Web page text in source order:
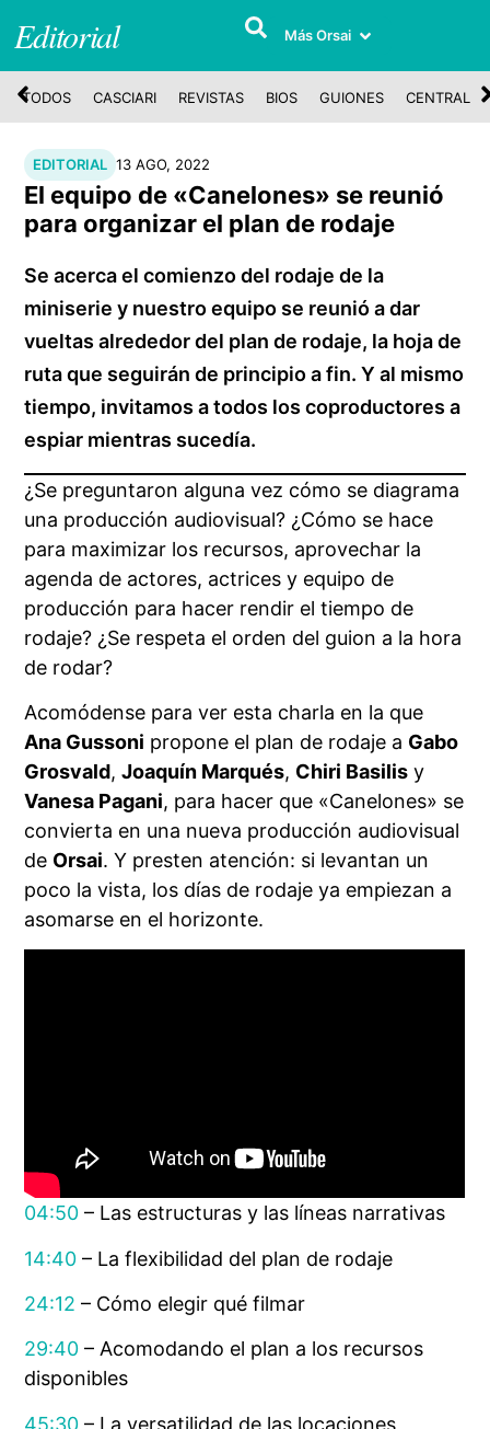
Editorial Más Orsai
TODOS CASCIARI REVISTAS BIOS GUIONES CENTRAL
EDITORIAL 13 AGO, 2022
El equipo de «Canelones» se reunió
para organizar el plan de rodaje
Se acerca el comienzo del rodaje de la
miniserie y nuestro equipo se reunió a dar
vueltas alrededor del plan de rodaje, la hoja de
ruta que seguirán de principio a fin. Y al mismo
tiempo, invitamos a todos los coproductores a
espiar mientras sucedía.
¿Se preguntaron alguna vez cómo se diagrama
una producción audiovisual? ¿Cómo se hace
para maximizar los recursos, aprovechar la
agenda de actores, actrices y equipo de
producción para hacer rendir el tiempo de
rodaje? ¿Se respeta el orden del guion a la hora
de rodar?
Acomódense para ver esta charla en la que
Ana Gussoni propone el plan de rodaje a Gabo
Grosvald,Joaquín Marqués, Chiri Basilis y
Vanesa Pagani, para hacer que «Canelones» se
convierta en una nueva producción audiovisual
de Orsai. Y presten atención: si levantan un
poco la vista, los días de rodaje ya empiezan a
asomarse en el horizonte.
04:50 – Las estructuras y las líneas narrativas
14:40 – La flexibilidad del plan de rodaje
24:12 – Cómo elegir qué filmar
29:40 – Acomodando el plan a los recursos
disponibles
45:30 – La versatilidad de las locaciones